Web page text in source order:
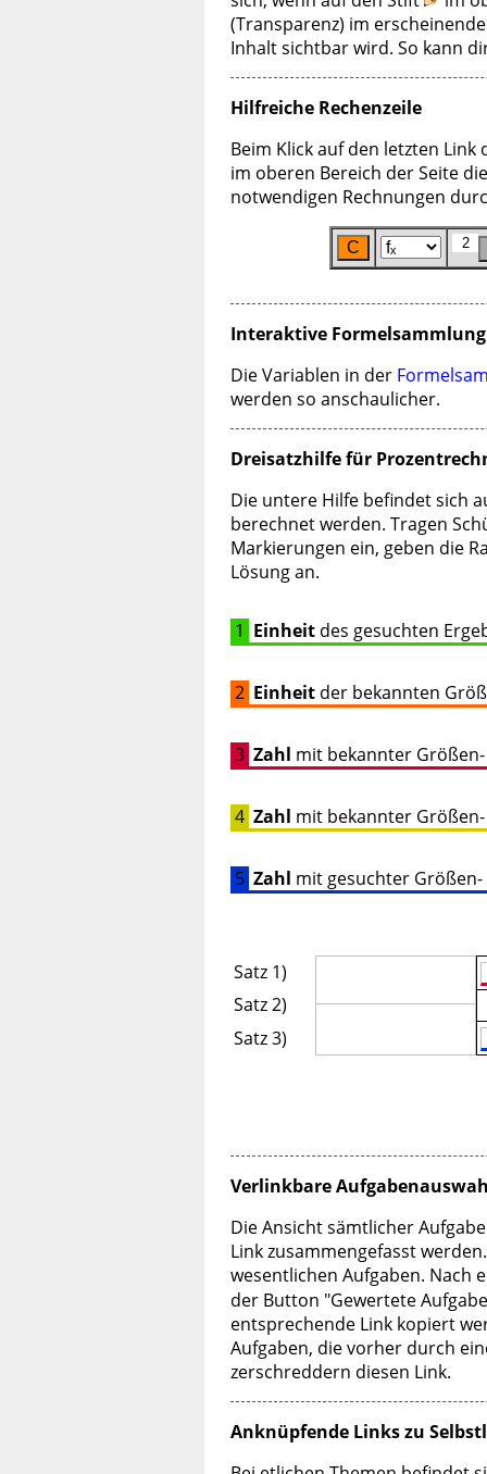
(Transparenz) im
Inhalt sichtbar wird. So kann
Hilfreiche Rechenzeile
Beim Klick auf den letzten
im oberen Bereich der Seite
notwendigen Rechnungen
Interaktive Formelsammlung
Die Variablen in der
werden so anschaulicher.
Dreisatzhilfe für
Die untere Hilfe befindet sich
berechnet werden. Tragen
Markierungen ein, geben die
Lösung an.
1 Einheit des gesuchten
2 Einheit der bekannten
3 Zahl mit bekannter
4 Zahl mit bekannter
5 Zahl mit gesuchter Größen-
Satz 1)
Satz 2)
Satz 3)
Verlinkbare
Die Ansicht sämtlicher
Link zusammengefasst
wesentlichen Aufgaben. Nach
der Button "Gewertete
entsprechende Link kopiert
Aufgaben, die vorher durch
zerschreddern diesen Link.
Anknüpfende Links zu